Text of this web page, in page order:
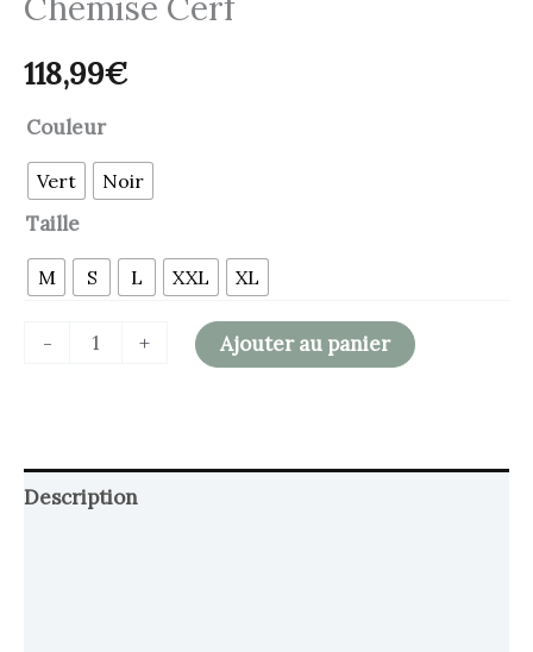
118,99€
Couleur
Vert Noir
Taille
M S L XXL XL
- + Ajouter au panier
Description